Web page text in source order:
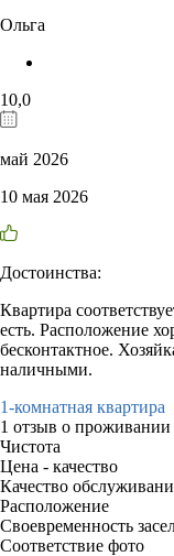
Ольга
10,0
май 2026
10 мая 2026
Достоинства:
Квартира
есть. Расположение
бесконтактное.
наличными.
1-комнатная квартира
1 отзыв о проживании
Чистота
Цена - качество
Качество
Расположение
Своевременность
Соответствие фото